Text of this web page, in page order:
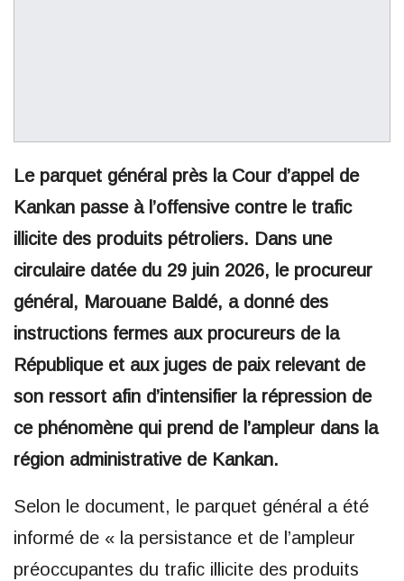
Le parquet général près la Cour d’appel de
Kankan passe à l’offensive contre le trafic
illicite des produits pétroliers. Dans une
circulaire datée du 29 juin 2026, le procureur
général, Marouane Baldé, a donné des
instructions fermes aux procureurs de la
République et aux juges de paix relevant de
son ressort afin d’intensifier la répression de
ce phénomène qui prend de l’ampleur dans la
région administrative de Kankan.
Selon le document, le parquet général a été
informé de « la persistance et de l’ampleur
préoccupantes du trafic illicite des produits